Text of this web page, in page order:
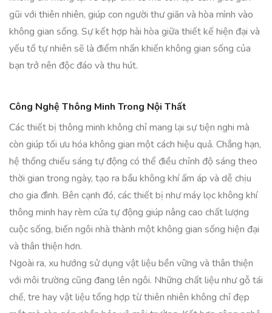
gũi với thiên nhiên, giúp con người thư giãn và hòa mình vào
không gian sống. Sự kết hợp hài hòa giữa thiết kế hiện đại và
yếu tố tự nhiên sẽ là điểm nhấn khiến không gian sống của
bạn trở nên độc đáo và thu hút.
Công Nghệ Thông Minh Trong Nội Thất
Các thiết bị thông minh không chỉ mang lại sự tiện nghi mà
còn giúp tối ưu hóa không gian một cách hiệu quả. Chẳng hạn,
hệ thống chiếu sáng tự động có thể điều chỉnh độ sáng theo
thời gian trong ngày, tạo ra bầu không khí ấm áp và dễ chịu
cho gia đình. Bên cạnh đó, các thiết bị như máy lọc không khí
thông minh hay rèm cửa tự động giúp nâng cao chất lượng
cuộc sống, biến ngôi nhà thành một không gian sống hiện đại
và thân thiện hơn.
Ngoài ra, xu hướng sử dụng vật liệu bền vững và thân thiện
với môi trường cũng đang lên ngôi. Những chất liệu như gỗ tái
chế, tre hay vật liệu tổng hợp từ thiên nhiên không chỉ đẹp